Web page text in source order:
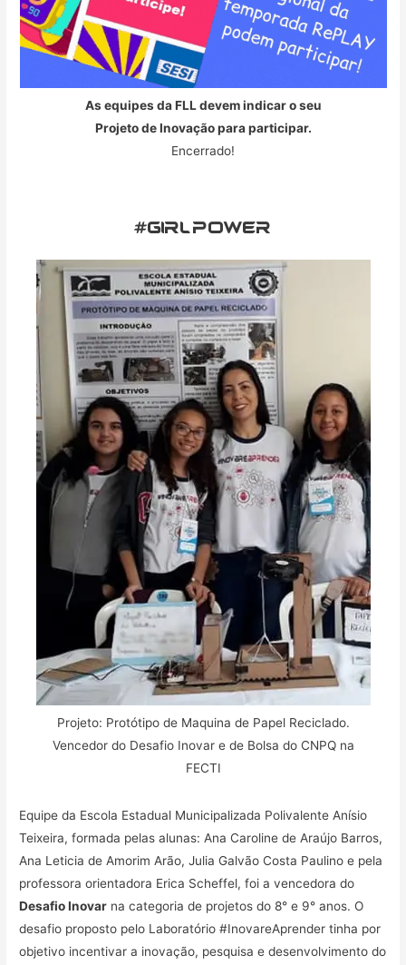
As equipes da FLL devem indicar o seu
Projeto de Inovação para participar.
Encerrado!
#girlpower
Projeto: Protótipo de Maquina de Papel Reciclado.
Vencedor do Desafio Inovar e de Bolsa do CNPQ na
FECTI
Equipe da Escola Estadual Municipalizada Polivalente Anísio
Teixeira, formada pelas alunas: Ana Caroline de Araújo Barros,
Ana Leticia de Amorim Arão, Julia Galvão Costa Paulino e pela
professora orientadora Erica Scheffel, foi a vencedora do
Desafio Inovar na categoria de projetos do 8° e 9° anos. O
desafio proposto pelo Laboratório #InovareAprender tinha por
objetivo incentivar a inovação, pesquisa e desenvolvimento do